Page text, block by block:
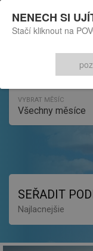
Akční letenky
Kontrola rezervace
Prenájom áut
Stockholm
VYBRAT MĚSÍC
Všechny měsíce
SEŘADIT
Najlacnejšie
NENECH SI
Stačí kliknout na